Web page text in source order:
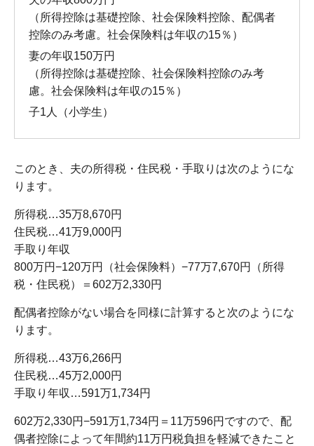
（所得控除は基礎控除、社会保険料控除、配偶者
控除のみ考慮。社会保険料は年収の15％）
妻の年収150万円
（所得控除は基礎控除、社会保険料控除のみ考
慮。社会保険料は年収の15％）
子1人（小学生）
このとき、夫の所得税・住民税・手取りは次のようにな
ります。
所得税…35万8,670円
住民税…41万9,000円
手取り年収
800万円−120万円（社会保険料）−77万7,670円（所得
税・住民税）＝602万2,330円
配偶者控除がない場合を同様に計算すると次のようにな
ります。
所得税…43万6,266円
住民税…45万2,000円
手取り年収…591万1,734円
602万2,330円−591万1,734円＝11万596円ですので、配
偶者控除によって年間約11万円税負担を軽減できたこと